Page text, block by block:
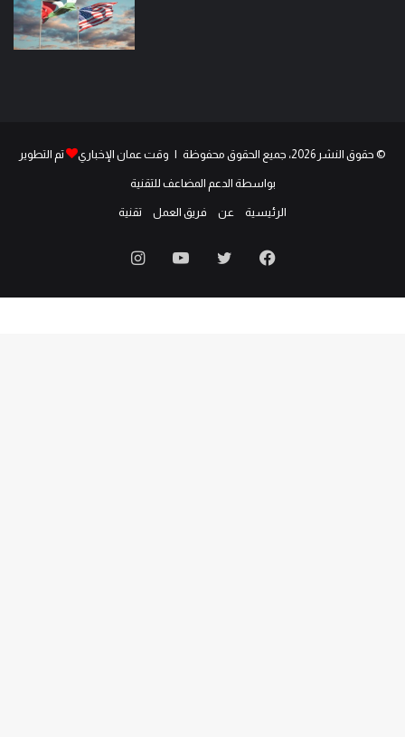
© حقوق النشر 2026، جميع الحقوق محفوظة | وقت عمان الإخباري تم التطوير
بواسطة الدعم المضاعف للتقنية
الرئيسية عن فريق العمل تقنية